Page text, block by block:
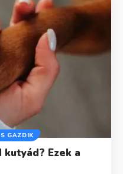
GAZDIK
Ezek a